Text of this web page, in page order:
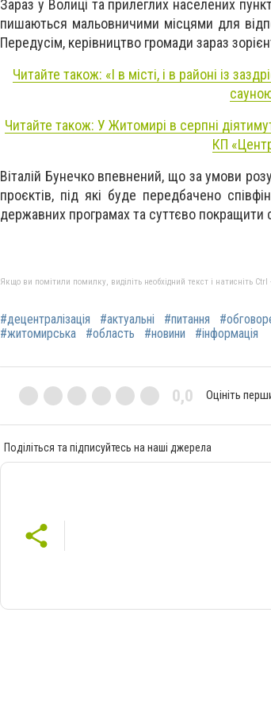
Зараз у Волиці та прилеглих населених
пишаються мальовничими місцями для
Передусім, керівництво громади зараз
Читайте також: «І в місті, і в районі із
Читайте також: У Житомирі в серпні
КП
Віталій Бунечко впевнений, що за умови
проєктів, під які буде передбачено
державних програмах та суттєво покращити
Якщо ви помітили помилку, виділіть необхідний текст і натисніть
#децентралізація #актуальні #питання
#житомирська
#область #новини #інформація
0,0 Оцініть
Поділіться та підписуйтесь на наші джерела